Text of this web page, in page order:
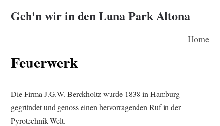
Geh'n wir in den Luna Park Altona
Home
Feuerwerk
Die Firma J.G.W. Berckholtz wurde 1838 in Hamburg
gegründet und genoss einen hervorragenden Ruf in der
Pyrotechnik-Welt.